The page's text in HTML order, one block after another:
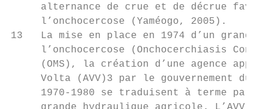
alternance de crue et de décrue
     l’onchocercose (Yaméogo, 2005).
13   La mise en place en 1974 d’un grand
l’onchocercose (Onchocerchiasis
(OMS), la création d’une agence
Volta (AVV)3 par le gouvernement du
1970-1980 se traduisent à terme par